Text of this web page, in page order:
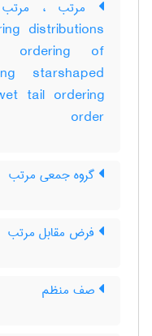
distributions
ordering of
starshaped
tail ordering
order
گروه جمعی مرتب
فرض مقابل مرتب
صف منظم